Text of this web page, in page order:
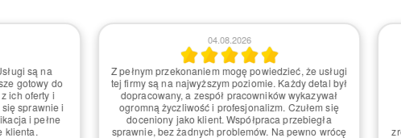
Usługi były na
zawsze gotowy do
doceniony jako
sprawiła, że
Z pewnością
za świetną pracę
30.07.2026
Miałem przyjemność skorzystać z usług i ogólnie
jestem zadowolony. Obsługa była na dobrym
poziomie, a czas realizacji zamówienia krótki.
Jedynie mogliby poprawić zabezpieczenie roslin do
transportu, moje przyjechaly nieco zmaltretowane
Aleksandra P.